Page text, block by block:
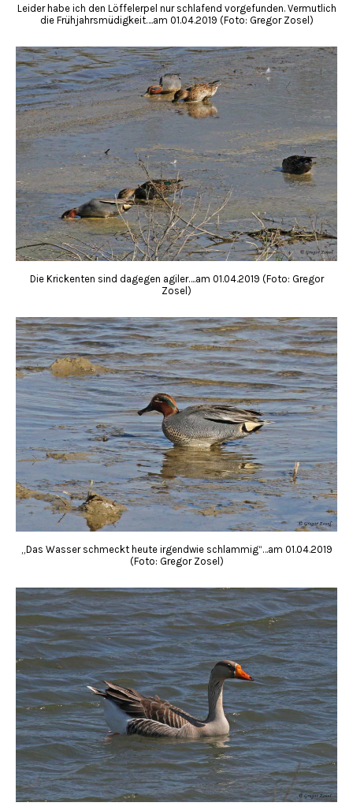
Leider habe ich den Löffelerpel nur schlafend vorgefunden. Vermutlich
die Frühjahrsmüdigkeit….am 01.04.2019 (Foto: Gregor Zosel)
Die Krickenten sind dagegen agiler….am 01.04.2019 (Foto: Gregor
Zosel)
„Das Wasser schmeckt heute irgendwie schlammig“…am 01.04.2019
(Foto: Gregor Zosel)